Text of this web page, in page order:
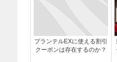
プランテルEXに使える割引
クーポンは存在するのか？